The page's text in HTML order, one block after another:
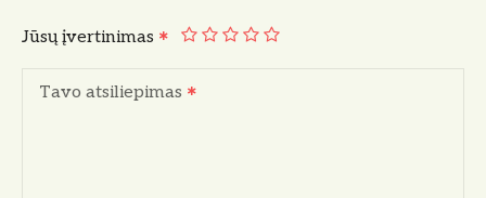
Jūsų įvertinimas
Tavo atsiliepimas